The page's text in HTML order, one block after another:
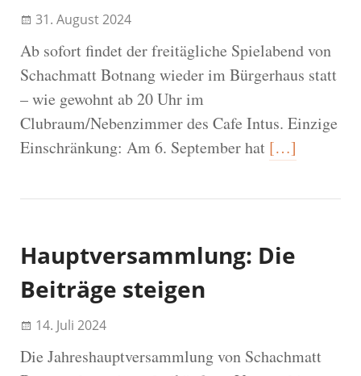
31. August 2024
Ab sofort findet der freitägliche Spielabend von
Schachmatt Botnang wieder im Bürgerhaus statt
– wie gewohnt ab 20 Uhr im
Clubraum/Nebenzimmer des Cafe Intus. Einzige
Einschränkung: Am 6. September hat […]
Hauptversammlung: Die
Beiträge steigen
14. Juli 2024
Die Jahreshauptversammlung von Schachmatt